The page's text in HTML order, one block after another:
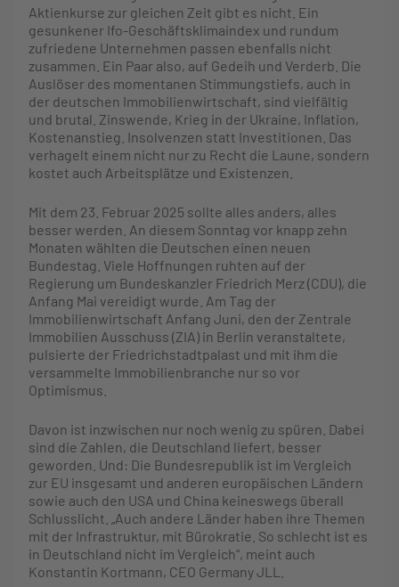
Aktienkurse zur gleichen Zeit gibt es nicht. Ein
gesunkener Ifo-Geschäftsklimaindex und rundum
zufriedene Unternehmen passen ebenfalls nicht
zusammen. Ein Paar also, auf Gedeih und Verderb. Die
Auslöser des momentanen Stimmungstiefs, auch in
der deutschen Immobilienwirtschaft, sind vielfältig
und brutal. Zinswende, Krieg in der Ukraine, Inflation,
Kostenanstieg. Insolvenzen statt Investitionen. Das
verhagelt einem nicht nur zu Recht die Laune, sondern
kostet auch Arbeitsplätze und Existenzen.
Mit dem 23. Februar 2025 sollte alles anders, alles
besser werden. An diesem Sonntag vor knapp zehn
Monaten wählten die Deutschen einen neuen
Bundestag. Viele Hoffnungen ruhten auf der
Regierung um Bundeskanzler Friedrich Merz (CDU), die
Anfang Mai vereidigt wurde. Am Tag der
Immobilienwirtschaft Anfang Juni, den der Zentrale
Immobilien Ausschuss (ZIA) in Berlin veranstaltete,
pulsierte der Friedrichstadtpalast und mit ihm die
versammelte Immobilienbranche nur so vor
Optimismus.
Davon ist inzwischen nur noch wenig zu spüren. Dabei
sind die Zahlen, die Deutschland liefert, besser
geworden. Und: Die Bundesrepublik ist im Vergleich
zur EU insgesamt und anderen europäischen Ländern
sowie auch den USA und China keineswegs überall
Schlusslicht. „Auch andere Länder haben ihre Themen
mit der Infrastruktur, mit Bürokratie. So schlecht ist es
in Deutschland nicht im Vergleich“, meint auch
Konstantin Kortmann, CEO Germany JLL.